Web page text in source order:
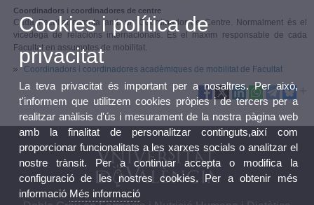
Coordinadors i coordinadores de centre
Cada Facultat compta amb un Coordinador de Centre. Normalment és el
vicedegà de relacions internacionals. És el màxim responsable de cada
Facultat en assumptes de mobilitat.
Coordinadors i coordinadores acadèmiques de mobilitat de Facultat
Cookies i política de
privacitat
La teva privacitat és important per a nosaltres. Per això,
t'informem que utilitzem cookies pròpies i de tercers per a
realitzar anàlisis d'ús i mesurament de la nostra pàgina web
amb la finalitat de personalitzar continguts,així com
proporcionar funcionalitats a les xarxes socials o analitzar el
nostre trànsit. Per a continuar accepta o modifica la
configuració de les nostres cookies. Per a obtenir més
informació Més informació